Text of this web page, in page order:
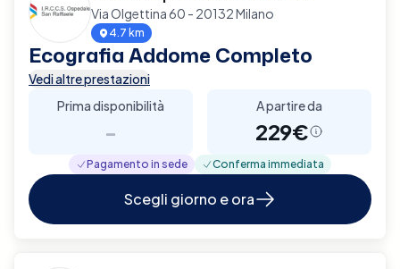
Via Olgettina 60 - 20132 Milano
4.7 km
Ecografia Addome Completo
Vedi altre prestazioni
Prima disponibilità
-
A partire da
229€
Pagamento in sede Conferma immediata
Scegli giorno e ora